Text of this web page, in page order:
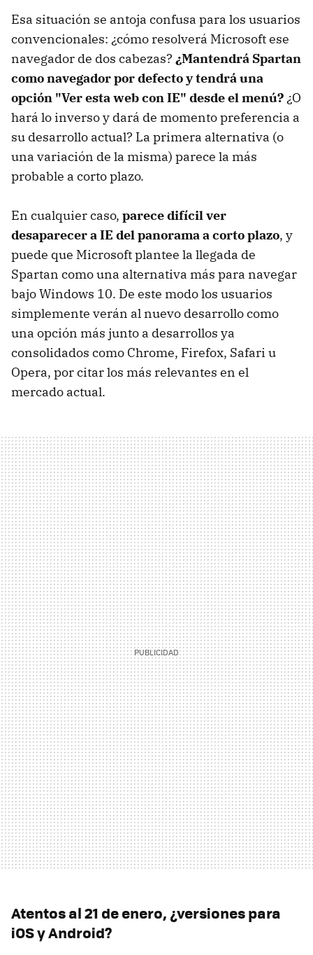
Esa situación se antoja confusa para los usuarios
convencionales: ¿cómo resolverá Microsoft ese
navegador de dos cabezas? ¿Mantendrá Spartan
como navegador por defecto y tendrá una
opción "Ver esta web con IE" desde el menú?¿O
hará lo inverso y dará de momento preferencia a
su desarrollo actual? La primera alternativa (o
una variación de la misma) parece la más
probable a corto plazo.
En cualquier caso, parece difícil ver
desaparecer a IE del panorama a corto plazo, y
puede que Microsoft plantee la llegada de
Spartan como una alternativa más para navegar
bajo Windows 10. De este modo los usuarios
simplemente verán al nuevo desarrollo como
una opción más junto a desarrollos ya
consolidados como Chrome, Firefox, Safari u
Opera, por citar los más relevantes en el
mercado actual.
Atentos al 21 de enero, ¿versiones para
iOS y Android?